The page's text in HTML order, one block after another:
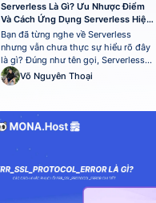
Serverless Là Gì? Ưu Nhược Điểm
Và Cách Ứng Dụng Serverless Hiệu
Quả
Bạn đã từng nghe về Serverless
nhưng vẫn chưa thực sự hiểu rõ đây
là gì? Đúng như tên gọi, Serverless
với chức năng chính là giúp doanh
nghiệp không cần quản lý máy chủ.
Host khám phá sâu hơn Serverless là
gì để hiểu rõ hơn về...
Võ Nguyên Thoại